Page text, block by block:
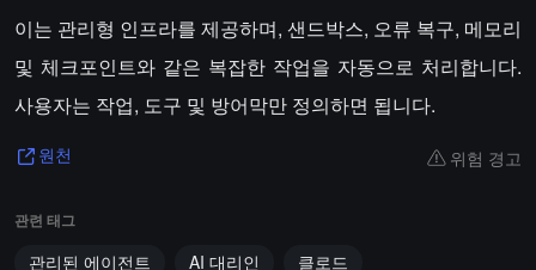
이는 관리형 인프라를 제공하며, 샌드박스, 오류 복구, 메모리
및 체크포인트와 같은 복잡한 작업을 자동으로 처리합니다.
사용자는 작업, 도구 및 방어막만 정의하면 됩니다.
원천 위험 경고
관련 태그
관리된 에이전트 AI 대리인 클로드